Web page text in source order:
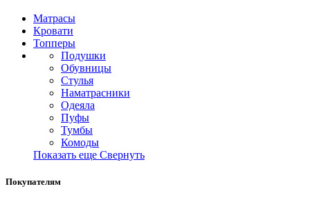
Матрасы
Кровати
Топперы
Подушки
Обувницы
Стулья
Наматрасники
Одеяла
Пуфы
Тумбы
Комоды
Показать еще Свернуть
Покупателям